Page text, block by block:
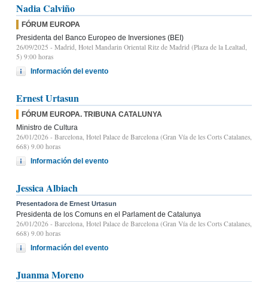
Nadia Calviño
FÓRUM EUROPA
Presidenta del Banco Europeo de Inversiones (BEI)
26/09/2025 - Madrid, Hotel Mandarin Oriental Ritz de Madrid (Plaza de la Lealtad,
5) 9:00 horas
Información del evento
Ernest Urtasun
FÓRUM EUROPA. TRIBUNA CATALUNYA
Ministro de Cultura
26/01/2026 - Barcelona, Hotel Palace de Barcelona (Gran Vía de les Corts Catalanes,
668) 9.00 horas
Información del evento
Jessica Albiach
Presentadora de Ernest Urtasun
Presidenta de los Comuns en el Parlament de Catalunya
26/01/2026 - Barcelona, Hotel Palace de Barcelona (Gran Vía de les Corts Catalanes,
668) 9.00 horas
Información del evento
Juanma Moreno